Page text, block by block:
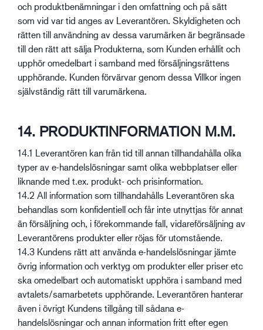
och produktbenämningar i den omfattning och på sätt
som vid var tid anges av Leverantören. Skyldigheten och
rätten till användning av dessa varumärken är begränsade
till den rätt att sälja Produkterna, som Kunden erhållit och
upphör omedelbart i samband med försäljningsrättens
upphörande. Kunden förvärvar genom dessa Villkor ingen
självständig rätt till varumärkena.
14. PRODUKTINFORMATION M.M.
14.1 Leverantören kan från tid till annan tillhandahålla olika
typer av e-handelslösningar samt olika webbplatser eller
liknande med t.ex. produkt- och prisinformation.
14.2 All information som tillhandahålls Leverantören ska
behandlas som konfidentiell och får inte utnyttjas för annat
än försäljning och, i förekommande fall, vidareförsäljning av
Leverantörens produkter eller röjas för utomstående.
14.3 Kundens rätt att använda e-handelslösningar jämte
övrig information och verktyg om produkter eller priser etc
ska omedelbart och automatiskt upphöra i samband med
avtalets/samarbetets upphörande. Leverantören hanterar
även i övrigt Kundens tillgång till sådana e-
handelslösningar och annan information fritt efter egen